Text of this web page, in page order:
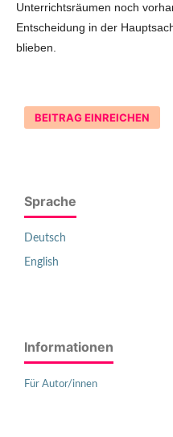
Unterrichtsräumen noch
Entscheidung in der
blieben.
BEITRAG EINREICHEN
Sprache
Deutsch
English
Informationen
Für Autor/innen